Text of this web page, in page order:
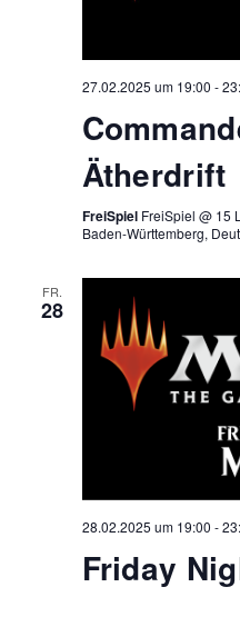
27.02.2025 um 19:00 -
Ätherdrift
FreiSpiel FreiSpiel @ 15
Baden-Württemberg,
FR.
28
28.02.2025 um 19:00 -
Friday